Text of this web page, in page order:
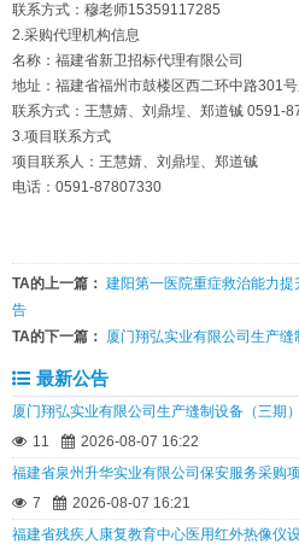
联系方式：穆老师15359117285
2.采购代理机构信息
名称：福建省新卫招标代理有限公司
地址：福建省福州市鼓楼区西二环中路301
联系方式：王慧婧、刘鼎埕、郑道铖 0591-
3.项目联系方式
项目联系人：王慧婧、刘鼎埕、郑道铖
电话：0591-87807330
TA的上一篇： 建阳第一医院重症救治能力
告
TA的下一篇： 厦门翔弘实业有限公司生产
最新公告
厦门翔弘实业有限公司生产缝制设备（三期
11
2026-08-07 16:22
福建省泉州升华实业有限公司保安服务采购
7
2026-08-07 16:21
福建省残疾人康复教育中心医用红外热像仪